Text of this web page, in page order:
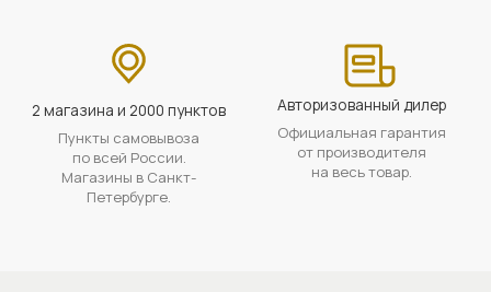
2 магазина и 2000 пунктов
Пункты самовывоза
по всей России.
Магазины в Санкт-
Петербурге.
Авторизованный дилер
Официальная гарантия
от производителя
на весь товар.